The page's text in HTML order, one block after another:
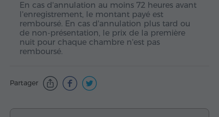
En cas d'annulation au moins 72 heures avant
l'enregistrement, le montant payé est
remboursé. En cas d'annulation plus tard ou
de non-présentation, le prix de la première
nuit pour chaque chambre n'est pas
remboursé.
Partager